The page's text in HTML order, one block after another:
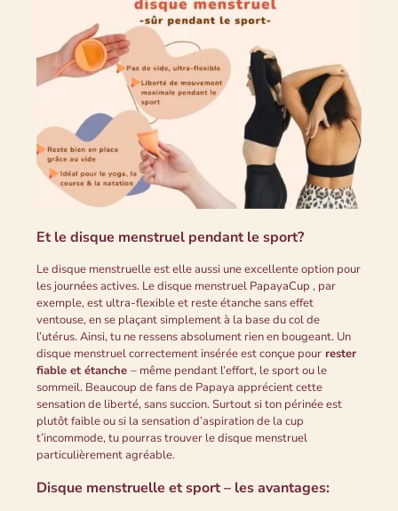
Et le disque menstruel pendant le sport?
Le disque menstruelle est elle aussi une excellente option pour
les journées actives. Le disque menstruel PapayaCup , par
exemple, est ultra-flexible et reste étanche sans effet
ventouse, en se plaçant simplement à la base du col de
l’utérus. Ainsi, tu ne ressens absolument rien en bougeant. Un
disque menstruel correctement insérée est conçue pourrester
fiable et étanche – même pendant l’effort, le sport ou le
sommeil. Beaucoup de fans de Papaya apprécient cette
sensation de liberté, sans succion. Surtout si ton périnée est
plutôt faible ou si la sensation d’aspiration de la cup
t’incommode, tu pourras trouver le disque menstruel
particulièrement agréable.
Disque menstruelle et sport – les avantages: